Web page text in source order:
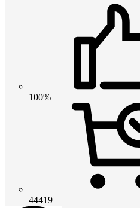
100%
44419